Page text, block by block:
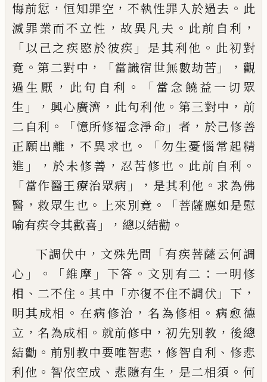
悔前愆 ， 恒知罪空 ， 不執性罪入於過去 。 此
滅罪業而不立性 ，故異凡夫 。 此前自利 ，
「以己之疾愍於彼疾 」 是其利他 。 此初對
竟 。第二對中 ，「當識宿世無數劫苦 」， 觀
過生厭 ， 此句自利 。「當念饒益一切眾
生 」， 興心廣濟 ， 此句利他 。 第三對中 ， 前
二自利 。「憶所修福念淨命 」 者 ， 於己修善
正願出離 ， 不異求也 。「勿生憂惱常起精
進 」， 於未修善 ， 忍苦修也 。 此前自利 。
「當作醫王療治眾病 」， 是其利他 。 求為佛
醫 ，救眾生也 。 上來別竟 。「菩薩應如是慰
喻有疾令其歡喜 」， 總以結勸 。
下調伏中 ， 文殊先問 「有疾菩薩云何調
心 」。「維摩 」 下答 。 文別有二 ： 一明修
相 、 二不住 。其中 「亦復不住不調伏 」 下 ，
明其成相 。 在病修治 ， 名為修相 。 病愈德
立 ，名為成相 。 就前修中 ，初先別教 ， 後總
結勸 。 前別教中要唯智悲 ，修智自利 、修悲
利他 。 智依空成 、 悲隨有生 ， 是二相須 。 何